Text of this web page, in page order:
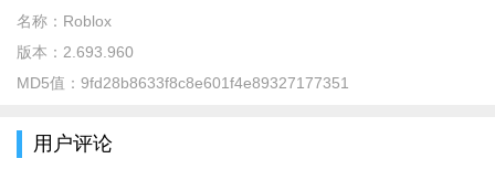
验，畅享其中的快感，去到不同的房间中探索，解锁出更多的支
线剧情，每天都能利用空闲时间来玩耍哦！
特色
真正魅力。
名称： Roblox
版本： 2.693.960
MD5值： 9fd28b8633f8c8e601f4e89327177351
用户评论